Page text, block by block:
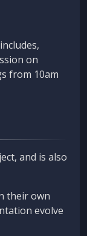
on
from 10am
and is also
their own
evolve